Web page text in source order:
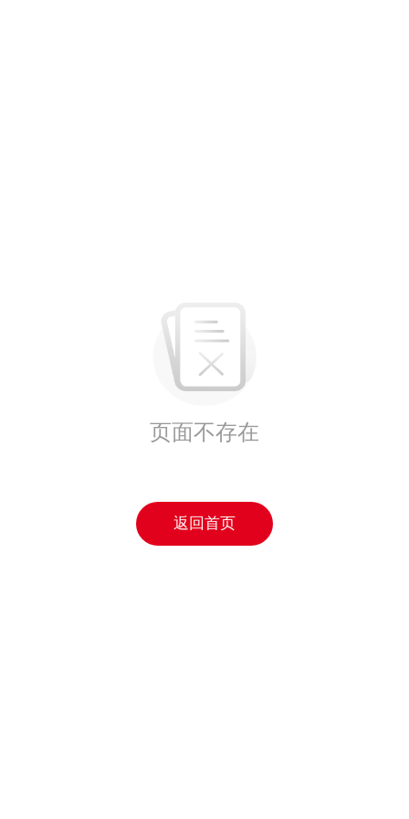
页面不存在
返回首页